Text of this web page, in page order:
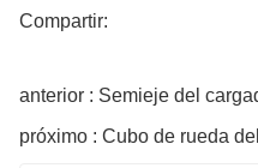
Compartir:
anterior : Semieje del
próximo : Cubo de rueda